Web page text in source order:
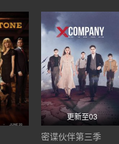
更新至03
密谍伙伴第三季